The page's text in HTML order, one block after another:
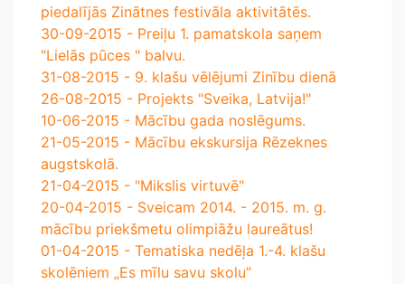
piedalījās Zinātnes festivāla aktivitātēs.
30-09-2015 - Preiļu 1. pamatskola saņem
"Lielās pūces " balvu.
31-08-2015 - 9. klašu vēlējumi Zinību dienā
26-08-2015 - Projekts "Sveika, Latvija!"
10-06-2015 - Mācību gada noslēgums.
21-05-2015 - Mācību ekskursija Rēzeknes
augstskolā.
21-04-2015 - "Mikslis virtuvē"
20-04-2015 - Sveicam 2014. - 2015. m. g.
mācību priekšmetu olimpiāžu laureātus!
01-04-2015 - Tematiska nedēļa 1.-4. klašu
skolēniem „Es mīlu savu skolu”